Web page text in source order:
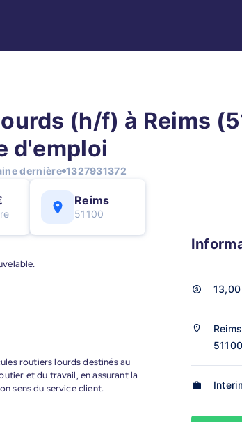
(h/f) à Reims
d'emploi
dernière 1327931372
Reims
51100
routiers lourds destinés au
et du travail, en assurant la
sens du service client.
Reims
51100